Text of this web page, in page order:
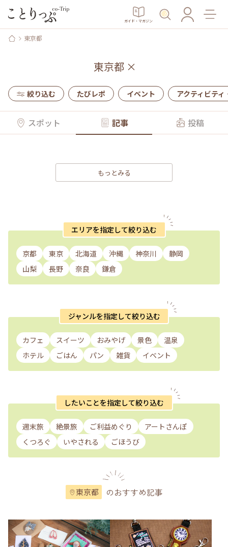
ガイド・マガジン
東京都
東京都 ×
絞り込む たびレポ イベント アクティビティ
スポット 記事 投稿
もっとみる
エリアを指定して絞り込む
京都 東京 北海道 沖縄 神奈川
静岡
山梨
長野 奈良 鎌倉
ジャンルを指定して絞り込む
カフェ スイーツ おみやげ 景色
温泉
ホテル
ごはん パン 雑貨 イベント
したいことを指定して絞り込む
週末旅 絶景旅 ご利益めぐり
アートさんぽ
くつろぐ
いやされる ごほうび
東京都 のおすすめ記事